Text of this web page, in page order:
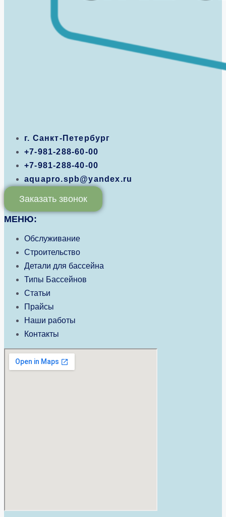
г. Санкт-Петербург
+7-981-288-60-00
+7-981-288-40-00
aquapro.spb@yandex.ru
Заказать звонок
МЕНЮ:
Обслуживание
Строительство
Детали для бассейна
Типы Бассейнов
Статьи
Прайсы
Наши работы
Контакты